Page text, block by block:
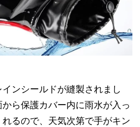
ンシールドが縫製されまし
ら保護カバー内に雨水が入っ
るので、天気次第で手がキン